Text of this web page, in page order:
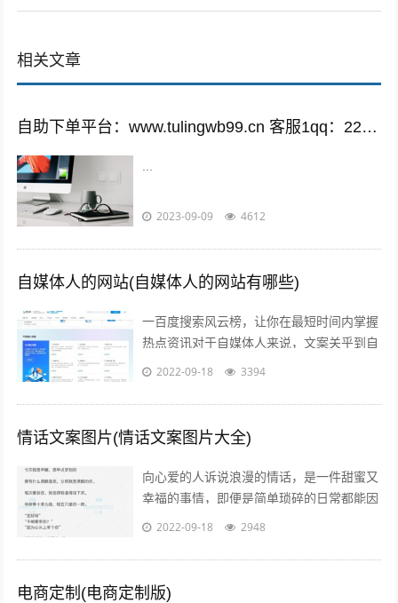
相关文章
自助下单平台：www.tulingwb99.cn 客服1qq：2221028208 客服2qq：2221028208
2023-09-09 4612
自媒体人的网站(自媒体人的网站有哪些)
一百度搜索风云榜，让你在最短时间内掌握
热点资讯对于自媒体人来说，文案关乎到自
己的流量问题而自己的写作方向和文案编辑
2022-09-18 3394
情话文案图片(情话文案图片大全)
向心爱的人诉说浪漫的情话，是一件甜蜜又
幸福的事情，即便是简单琐碎的日常都能因
此变得粉红起来下面就给大家分享一些简短
2022-09-18 2948
电商定制(电商定制版)